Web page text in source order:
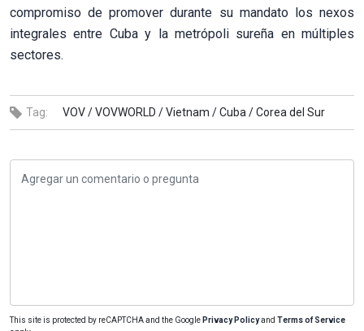
compromiso de promover durante su mandato los nexos
integrales entre Cuba y la metrópoli sureña en múltiples
sectores.
Tag: VOV /VOVWORLD /Vietnam /Cuba /Corea del Sur
This site is protected by reCAPTCHA and the Google Privacy Policyand Terms of Service